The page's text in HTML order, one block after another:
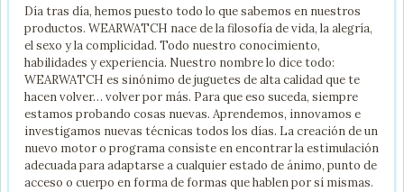
Día tras día, hemos puesto todo lo que sabemos en nuestros
productos. WEARWATCH nace de la filosofía de vida, la alegría,
el sexo y la complicidad. Todo nuestro conocimiento,
habilidades y experiencia. Nuestro nombre lo dice todo:
WEARWATCH es sinónimo de juguetes de alta calidad que te
hacen volver… volver por más. Para que eso suceda, siempre
estamos probando cosas nuevas. Aprendemos, innovamos e
investigamos nuevas técnicas todos los días. La creación de un
nuevo motor o programa consiste en encontrar la estimulación
adecuada para adaptarse a cualquier estado de ánimo, punto de
acceso o cuerpo en forma de formas que hablen por sí mismas.